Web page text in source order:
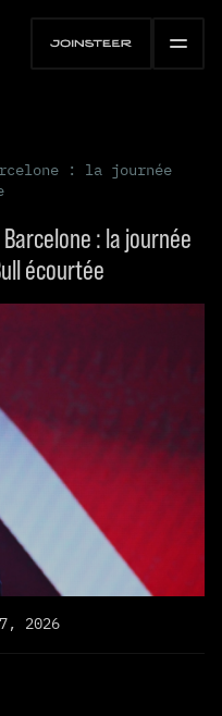
: la journée
: la journée
écourtée
2026